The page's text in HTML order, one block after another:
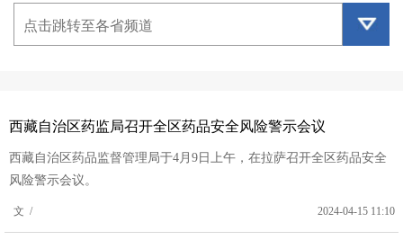
点击跳转至各省频道
西藏自治区药监局召开全区药品安全风险警示会议
西藏自治区药品监督管理局于4月9日上午，在拉萨召开全区药品安全
风险警示会议。
文 / 2024-04-15 11:10